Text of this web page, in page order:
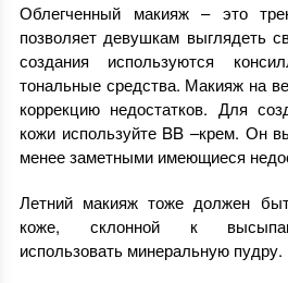
Облегченный макияж – это
позволяет девушкам выглядеть
создания используются
тональные средства. Макияж на
коррекцию недостатков. Для
кожи используйте BB –крем. Он
менее заметными имеющиеся
Летний макияж тоже должен
коже, склонной к
использовать минеральную пудру.